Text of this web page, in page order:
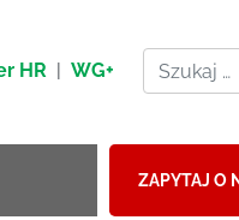
HR | WG+
ZAPYTAJ O